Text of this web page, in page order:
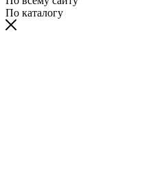
По каталогу